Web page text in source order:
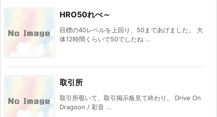
HRO50れべ～
目標の40レベルを上回り、50まであげました。 大
体12時間くらいで50でしたね ...
取引所
取引所覗いて、取引掲示板見て終わり。 Drive On
Dragoon / 彩音 ...